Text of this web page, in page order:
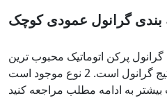
پرکن اتوماتیک محبوب ترین
پکیج گرانول است. 2 نوع موجود است: SL-320 و SL-450. برای